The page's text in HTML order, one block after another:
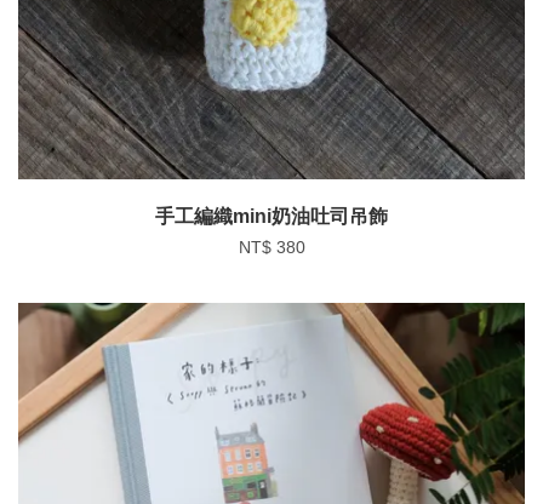
手工編織mini奶油吐司吊飾
NT$ 380